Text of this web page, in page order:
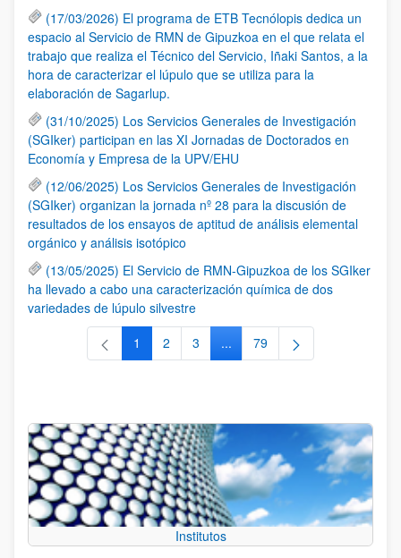
(17/03/2026) El programa de ETB Tecnólopis dedica un
espacio al Servicio de RMN de Gipuzkoa en el que relata el
trabajo que realiza el Técnico del Servicio, Iñaki Santos, a la
hora de caracterizar el lúpulo que se utiliza para la
elaboración de Sagarlup.
(31/10/2025) Los Servicios Generales de Investigación
(SGIker) participan en las XI Jornadas de Doctorados en
Economía y Empresa de la UPV/EHU
(12/06/2025) Los Servicios Generales de Investigación
(SGIker) organizan la jornada nº 28 para la discusión de
resultados de los ensayos de aptitud de análisis elemental
orgánico y análisis isotópico
(13/05/2025) El Servicio de RMN-Gipuzkoa de los SGIker
ha llevado a cabo una caracterización química de dos
variedades de lúpulo silvestre
Página
1 Página
2 Página
3 ...Páginas intermedias Use TAB
Página
79
Institutos